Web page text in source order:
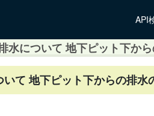
API
水について 地下ピット下か
て 地下ピット下からの排